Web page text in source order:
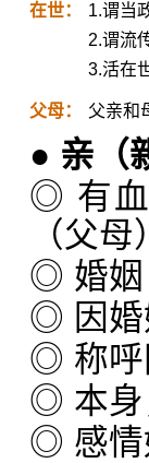
在世：
1.谓当
2.谓流
3.活在
父母： 父亲和
● 亲 （
◎ 有血
（父母
◎ 婚姻
◎ 因婚
◎ 称呼
◎ 本身
◎ 感情